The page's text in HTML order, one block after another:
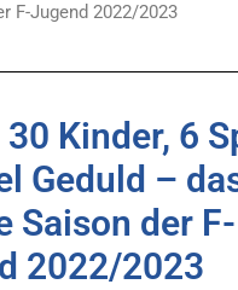
F-Jugend 2022/2023
30 Kinder, 6
Geduld –
Saison der F-
2022/2023